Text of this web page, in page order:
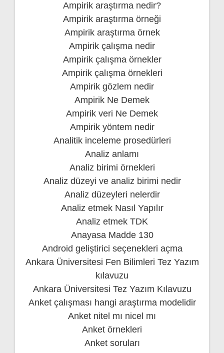
Ampirik araştırma nedir?
Ampirik araştırma örneği
Ampirik araştırma örnek
Ampirik çalışma nedir
Ampirik çalışma örnekler
Ampirik çalışma örnekleri
Ampirik gözlem nedir
Ampirik Ne Demek
Ampirik veri Ne Demek
Ampirik yöntem nedir
Analitik inceleme prosedürleri
Analiz anlamı
Analiz birimi örnekleri
Analiz düzeyi ve analiz birimi nedir
Analiz düzeyleri nelerdir
Analiz etmek Nasıl Yapılır
Analiz etmek TDK
Anayasa Madde 130
Android geliştirici seçenekleri açma
Ankara Üniversitesi Fen Bilimleri Tez Yazım
kılavuzu
Ankara Üniversitesi Tez Yazım Kılavuzu
Anket çalışması hangi araştırma modelidir
Anket nitel mı nicel mı
Anket örnekleri
Anket soruları